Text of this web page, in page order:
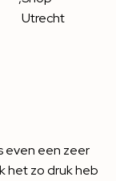
Utrecht
even een zeer
het zo druk heb